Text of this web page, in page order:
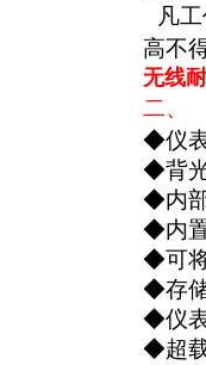
凡
高不
无线
二、
◆仪
◆背
◆内
◆内
◆可
◆存
◆仪
◆超